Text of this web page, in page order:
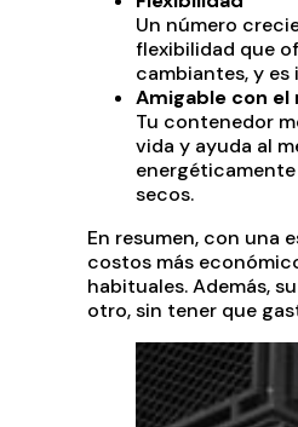
Un número
flexibilidad que
cambiantes, y
Amigable con
Tu contenedor
vida y ayuda al
secos.
En resumen, con una
costos más
habituales. Además,
otro, sin tener que